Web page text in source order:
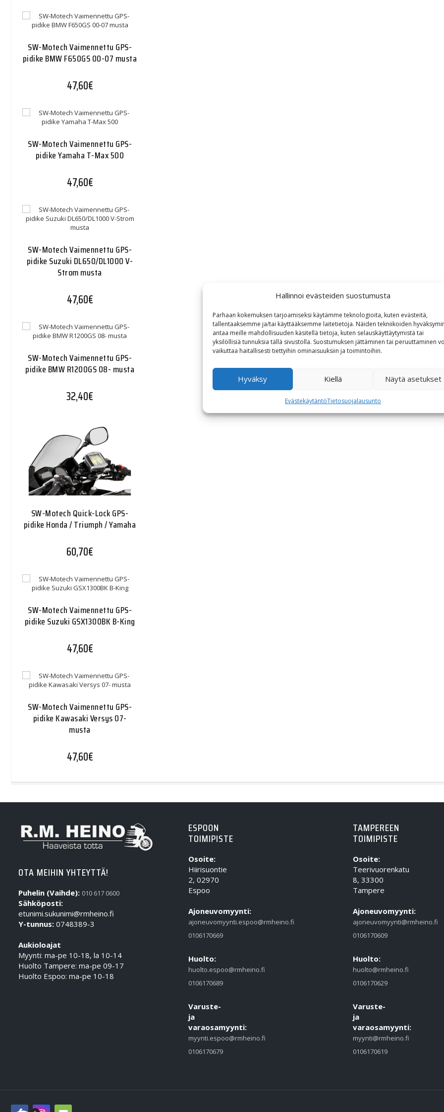
Hallinnoi evästeiden suostumusta
Parhaan kokemuksen tarjoamiseksi käytämme teknologioita, kuten evästeitä,
tallentaaksemme ja/tai käyttääksemme laitetietoja. Näiden tekniikoiden
antaa meille mahdollisuuden käsitellä tietoja, kuten selauskäyttäytymistä tai
yksilöllisiä tunnuksia tällä sivustolla. Suostumuksen jättäminen tai peruuttaminen
vaikuttaa haitallisesti tiettyihin ominaisuuksiin ja toimintoihin.
Hyväksy Kiellä Näytä asetukset
EvästekäytäntöTietosuojalausunto
SW-Motech Vaimennettu GPS-
pidike BMW F650GS 00-07 musta
47,60€
SW-Motech Vaimennettu GPS-
pidike Yamaha T-Max 500
47,60€
SW-Motech Vaimennettu GPS-
pidike Suzuki DL650/DL1000 V-
Strom musta
47,60€
SW-Motech Vaimennettu GPS-
pidike BMW R1200GS 08- musta
32,40€
SW-Motech Quick-Lock GPS-
pidike Honda / Triumph / Yamaha
60,70€
SW-Motech Vaimennettu GPS-
pidike Suzuki GSX1300BK B-King
47,60€
SW-Motech Vaimennettu GPS-
pidike Kawasaki Versys 07-
musta
47,60€
OTA MEIHIN YHTEYTTÄ!
Puhelin (Vaihde): 010 617 0600
Sähköposti:
etunimi.sukunimi@rmheino.fi
Y-tunnus: 0748389-3
Aukioloajat
Myynti: ma-pe 10-18, la 10-14
Huolto Tampere: ma-pe 09-17
Huolto Espoo: ma-pe 10-18
ESPOON
TOIMIPISTE
Osoite:
Hiirisuontie
2, 02970
Espoo
Ajoneuvomyynti:
ajoneuvomyynti.espoo@rmheino.fi
0106170669
Huolto:
huolto.espoo@rmheino.fi
0106170689
Varuste-
ja
varaosamyynti:
myynti.espoo@rmheino.fi
0106170679
TAMPEREEN
TOIMIPISTE
Osoite:
Teerivuorenkatu
8, 33300
Tampere
Ajoneuvomyynti:
ajoneuvomyynti@rmheino.fi
0106170609
Huolto:
huolto@rmheino.fi
0106170629
Varuste-
ja
varaosamyynti:
myynti@rmheino.fi
0106170619